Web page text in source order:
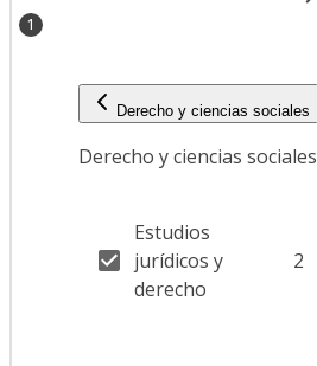
1
Derecho y ciencias sociales
Derecho y ciencias sociales
Estudios
jurídicos y
derecho
2